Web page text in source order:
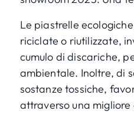
Le piastrelle
riciclate o riutilizzate,
cumulo di discariche,
ambientale. Inoltre, di
sostanze tossiche,
attraverso una